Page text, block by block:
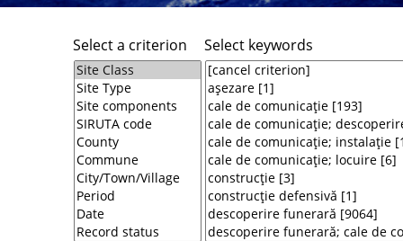
Select a criterion Select keywords